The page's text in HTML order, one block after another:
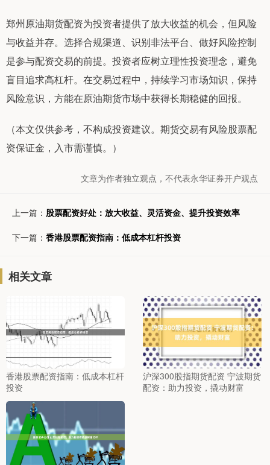
郑州原油期货配资为投资者提供了放大收益的机会，但风险
与收益并存。选择合规渠道、识别非法平台、做好风险控制
是参与配资交易的前提。投资者应树立理性投资理念，避免
盲目追求高杠杆。在交易过程中，持续学习市场知识，保持
风险意识，方能在原油期货市场中获得长期稳健的回报。
（本文仅供参考，不构成投资建议。期货交易有风险股票配
资保证金，入市需谨慎。）
文章为作者独立观点，不代表永华证券开户观点
上一篇： 股票配资好处：放大收益、灵活资金、提升投资效率
下一篇： 香港股票配资指南：低成本杠杆投资
相关文章
香港股票配资指南：低成本杠杆
投资
沪深300股指期货配资 宁波期货
配资：助力投资，撬动财富